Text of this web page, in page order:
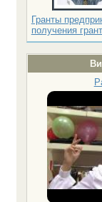
Гранты
получения